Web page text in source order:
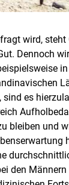
wird, steht
Dennoch
es
bleiben und
den